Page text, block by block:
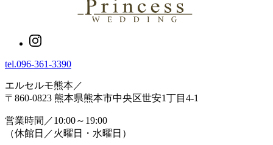
tel.096-361-3390
エルセルモ熊本／
〒860-0823 熊本県熊本市中央区世安1丁目4-1
営業時間／10:00～19:00
（休館日／火曜日・水曜日）